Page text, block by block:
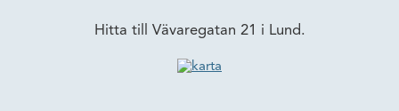
Hitta till Vävaregatan 21 i Lund.